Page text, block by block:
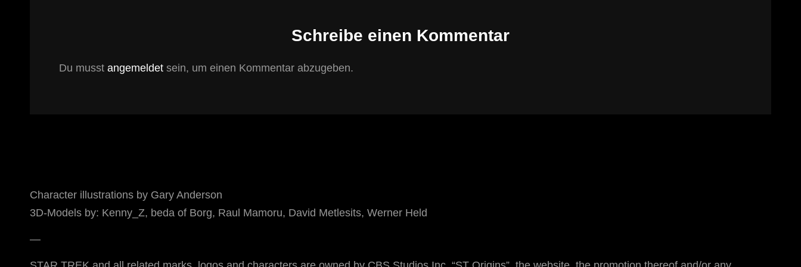
Schreibe einen Kommentar
Du musst angemeldet sein, um einen Kommentar abzugeben.
Character illustrations by Gary Anderson
3D-Models by: Kenny_Z, beda of Borg, Raul Mamoru, David Metlesits, Werner Held
—